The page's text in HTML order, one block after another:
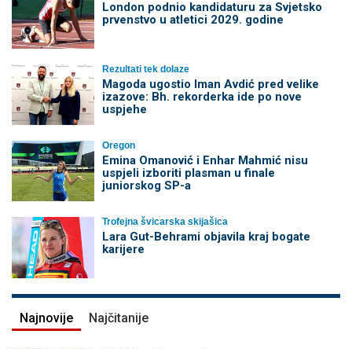
London podnio kandidaturu za Svjetsko
prvenstvo u atletici 2029. godine
Rezultati tek dolaze
Magoda ugostio Iman Avdić pred velike
izazove: Bh. rekorderka ide po nove
uspjehe
Oregon
Emina Omanović i Enhar Mahmić nisu
uspjeli izboriti plasman u finale
juniorskog SP-a
Trofejna švicarska skijašica
Lara Gut-Behrami objavila kraj bogate
karijere
Najnovije Najčitanije